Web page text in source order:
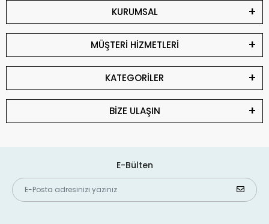
KURUMSAL
MÜŞTERİ HİZMETLERİ
KATEGORİLER
BİZE ULAŞIN
E-Bülten